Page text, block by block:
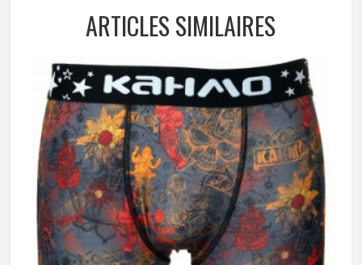
ARTICLES SIMILAIRES